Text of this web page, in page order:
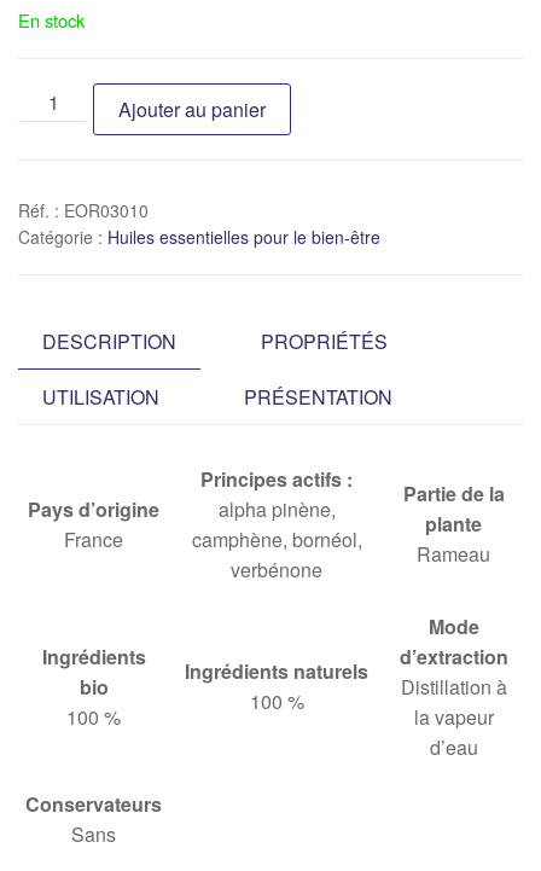
En stock
Ajouter au panier
Réf. : EOR03010
Catégorie : Huiles essentielles pour le bien-être
DESCRIPTION
PROPRIÉTÉS
UTILISATION
PRÉSENTATION
Pays d’origine
France
Principes actifs :
alpha pinène,
camphène, bornéol,
verbénone
Partie de la
plante
Rameau
Ingrédients
bio
100 %
Ingrédients naturels
100 %
Mode
d’extraction
Distillation à
la vapeur
d’eau
Conservateurs
Sans